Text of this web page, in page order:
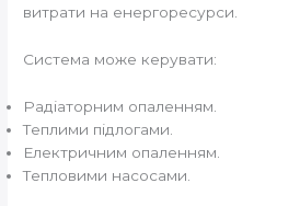
витрати на енергоресурси.
Система може керувати:
Радіаторним опаленням.
Теплими підлогами.
Електричним опаленням.
Тепловими насосами.